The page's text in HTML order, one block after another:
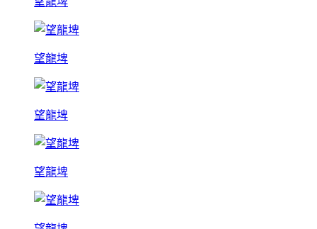
望龍埤
望龍埤
望龍埤